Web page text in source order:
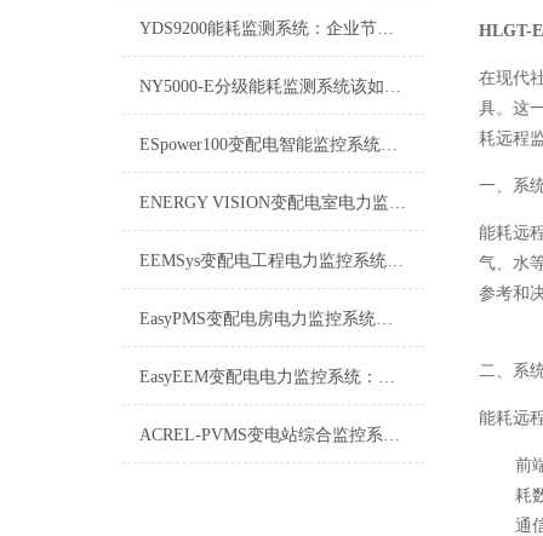
YDS9200能耗监测系统：企业节能增效的智慧之眼
NY5000-E分级能耗监测系统该如何使用？
ESpower100变配电智能监控系统技术参数
ENERGY VISION变配电室电力监控系统维修保养
EEMSys变配电工程电力监控系统：保障电网稳定运行的智能中枢
EasyPMS变配电房电力监控系统：守护电网“心脏”的智能卫士
EasyEEM变配电电力监控系统：智能电网的“神经中枢”
ACREL-PVMS变电站综合监控系统详解
HLGT-
在现代
具。这
耗远程
一、系
能耗远
气、水
参考和
二、系
能耗远
前
耗
通